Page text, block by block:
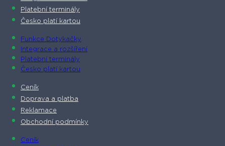
Platební terminály
Česko platí kartou
Funkce Dotykačky
Integrace a rozšíření
Platební terminály
Česko platí kartou
Ceník
Doprava a platba
Reklamace
Obchodní podmínky
Ceník